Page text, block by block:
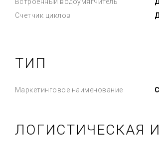
Счетчик циклов
ТИП
Маркетинговое наименование
ЛОГИСТИЧЕСКАЯ